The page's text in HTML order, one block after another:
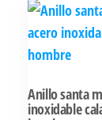
Anillo santa
inoxidable